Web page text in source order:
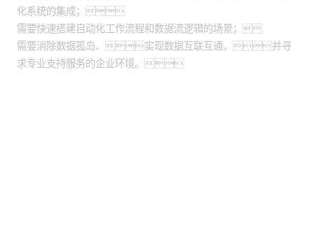
化系统的集成；
需要快速搭建自动化工作流程和数据流逻辑的场景；
需要消除数据孤岛、实现数据互联互通，并寻
求专业支持服务的企业环境。